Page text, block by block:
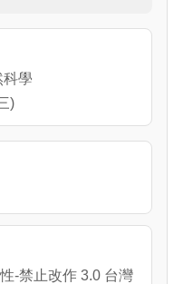
科學
)
-禁止改作 3.0 台灣